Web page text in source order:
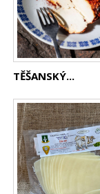
TĚŠANSKÝ...